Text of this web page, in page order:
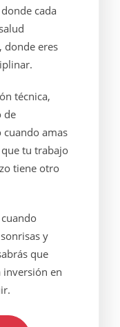
cada
donde eres
técnica,
de
amas
tu trabajo
tiene otro
y
que
inversión en